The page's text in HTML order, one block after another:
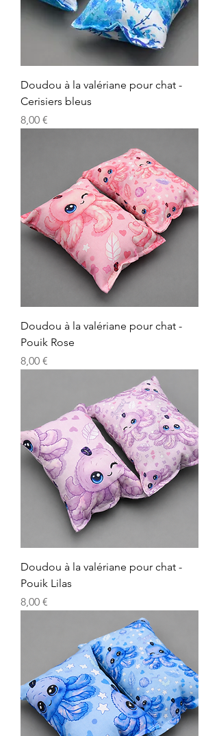
Doudou à la valériane pour chat -
Cerisiers bleus
Precio
8,00 €
Doudou à la valériane pour chat -
Pouik Rose
Precio
8,00 €
Doudou à la valériane pour chat -
Pouik Lilas
Precio
8,00 €